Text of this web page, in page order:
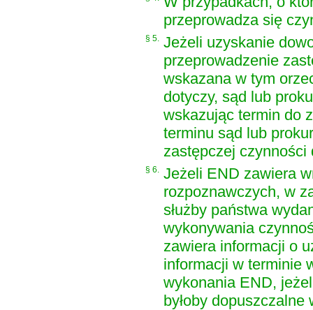
przeprowadza się
§ 5.
Jeżeli uzyskanie
przeprowadzenie
wskazana w tym
dotyczy, sąd lub
wskazując termin do
terminu sąd lub
zastępczej czynności
§ 6.
Jeżeli END zawiera
rozpoznawczych, w
służby państwa
wykonywania
zawiera informacji o
informacji w terminie
wykonania END,
byłoby